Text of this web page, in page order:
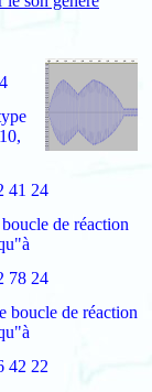
41 24
de réaction
78 24
boucle de réaction
42 22